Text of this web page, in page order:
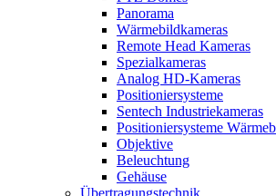
Panorama
Wärmebildkameras
Remote Head Kameras
Spezialkameras
Analog HD-Kameras
Positioniersysteme
Sentech Industriekameras
Positioniersysteme
Objektive
Beleuchtung
Gehäuse
Übertragungstechnik